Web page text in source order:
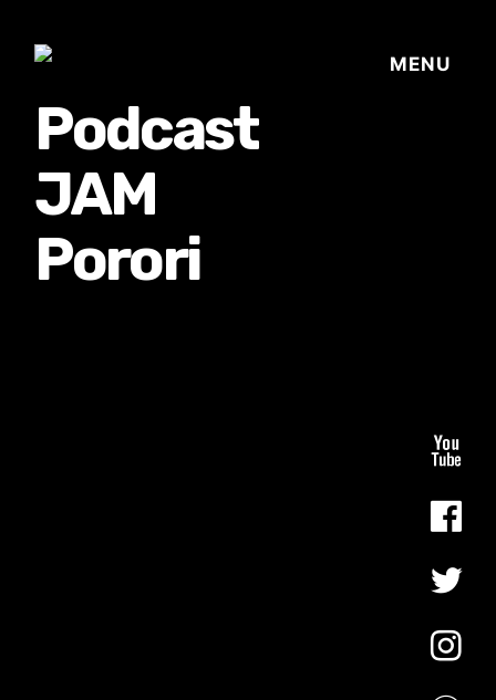
る、キャラクタープロジェク